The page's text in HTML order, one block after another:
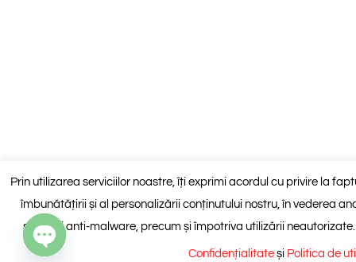
Prin utilizarea serviciilor noastre, îți exprimi acordul cu privire la
îmbunătățirii și al personalizării conținutului nostru, în vederea
spam și anti-malware, precum și împotriva utilizării
Confidențialitateși Politica de